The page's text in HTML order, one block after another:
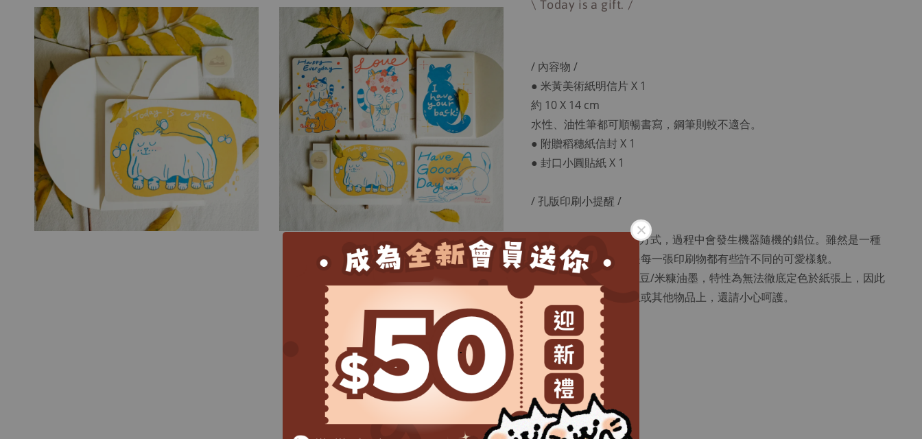
.
\ Today is a gift. /
/ 內容物 /
● 米黃美術紙明信片 X 1
約 10 X 14 cm
水性、油性筆都可順暢書寫，鋼筆則較不適合。
● 附贈稻穗紙信封 X 1
● 封口小圓貼紙 X 1
/ 孔版印刷小提醒 /
● 錯位：類似版畫印刷方式，過程中會發生機器隨機的錯位。雖然是一種
有點任性的印刷，但是每一張印刷物都有些許不同的可愛樣貌。
● 沾墨：使用半水性大豆/米糠油墨，特性為無法徹底定色於紙張上，因此
油墨容易些微沾到手上或其他物品上，還請小心呵護。
/ 產地 /
台灣設計製作。